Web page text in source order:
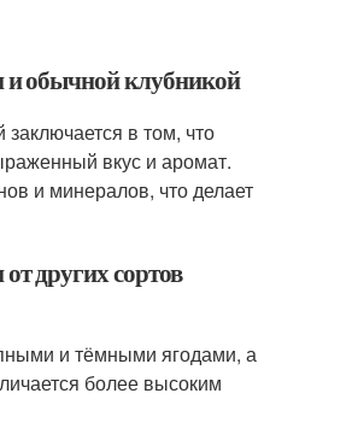
и обычной клубникой
в том, что
вкус и аромат.
и минералов, что делает
других сортов
и тёмными ягодами, а
более высоким